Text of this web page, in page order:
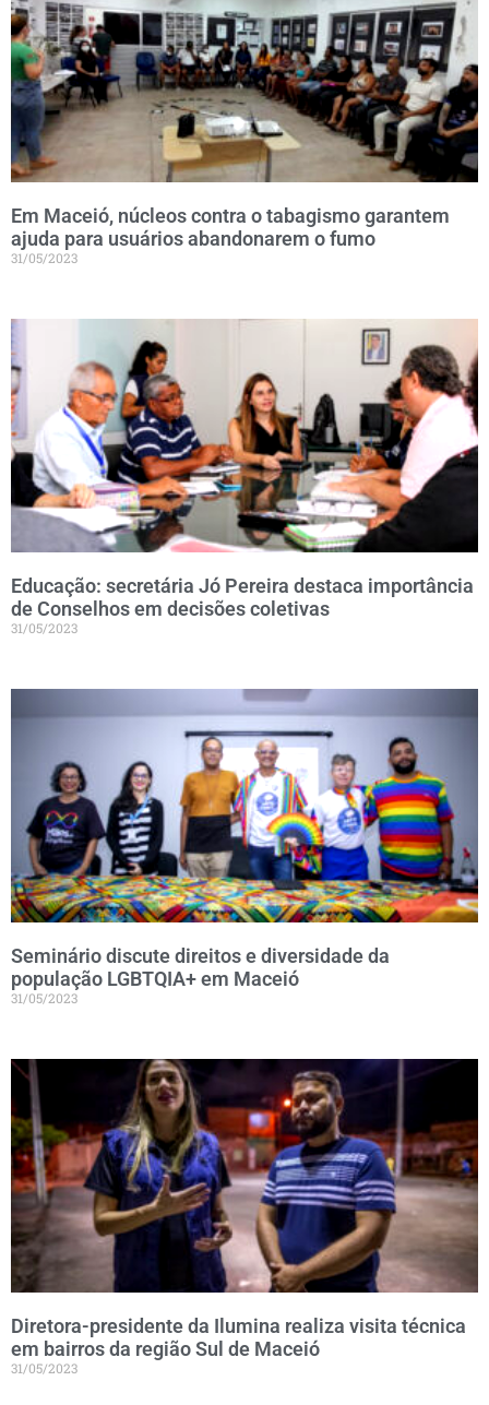
Em Maceió, núcleos contra o tabagismo garantem
ajuda para usuários abandonarem o fumo
31/05/2023
Educação: secretária Jó Pereira destaca importância
de Conselhos em decisões coletivas
31/05/2023
Seminário discute direitos e diversidade da
população LGBTQIA+ em Maceió
31/05/2023
Diretora-presidente da Ilumina realiza visita técnica
em bairros da região Sul de Maceió
31/05/2023